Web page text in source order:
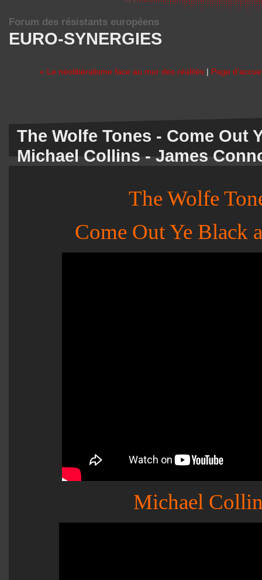
EURO-SYNERGIES
Forum des résistants européens
« Le néolibéralisme face au mur des réalités | Page
The Wolfe Tones - Come Out
Michael Collins - James
The Wolfe
Come Out Ye Black
Michael